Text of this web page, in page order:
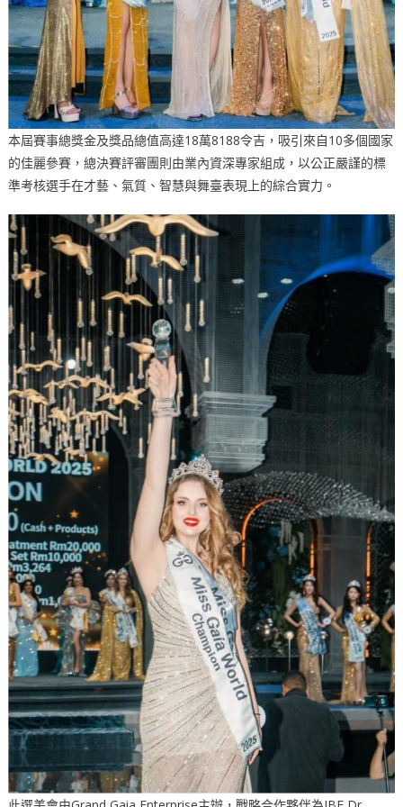
本屆賽事總獎金及獎品總值高達18萬8188令吉，吸引來自10多個國家
的佳麗參賽，總決賽評審團則由業內資深專家組成，以公正嚴謹的標
準考核選手在才藝、氣質、智慧與舞臺表現上的綜合實力。